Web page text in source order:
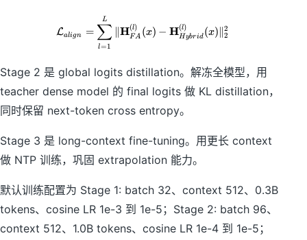
Lalign =
l=1
∑
L
∥HF A
(l) (x) − HHybrid
(l) (x)∥2
2
Stage 2 是 global logits distillation。解冻全模型，用
teacher dense model 的 final logits 做 KL distillation，
同时保留 next-token cross entropy。
Stage 3 是 long-context fine-tuning。用更长 context
做 NTP 训练，巩固 extrapolation 能力。
默认训练配置为 Stage 1: batch 32、context 512、0.3B
tokens、cosine LR 1e-3 到 1e-5；Stage 2: batch 96、
context 512、1.0B tokens、cosine LR 1e-4 到 1e-5；